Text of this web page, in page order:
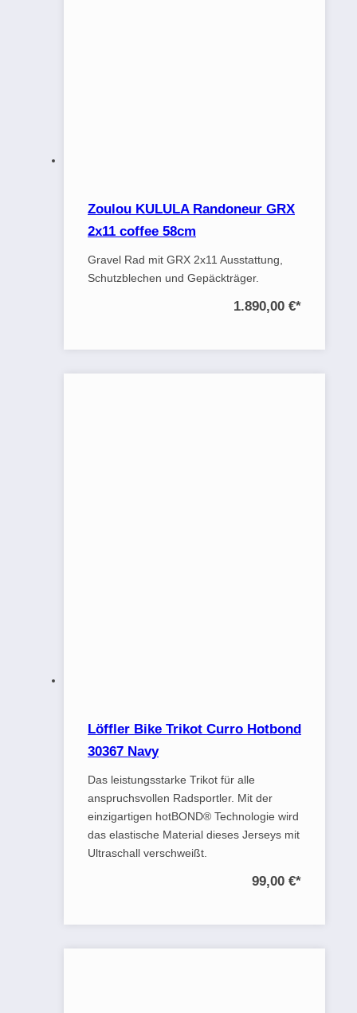
Zoulou KULULA Randoneur GRX
2x11 coffee 58cm
Gravel Rad mit GRX 2x11 Ausstattung,
Schutzblechen und Gepäckträger.
1.890,00 €*
Löffler Bike Trikot Curro Hotbond
30367 Navy
Das leistungsstarke Trikot für alle
anspruchsvollen Radsportler. Mit der
einzigartigen hotBOND® Technologie wird
das elastische Material dieses Jerseys mit
Ultraschall verschweißt.
99,00 €*